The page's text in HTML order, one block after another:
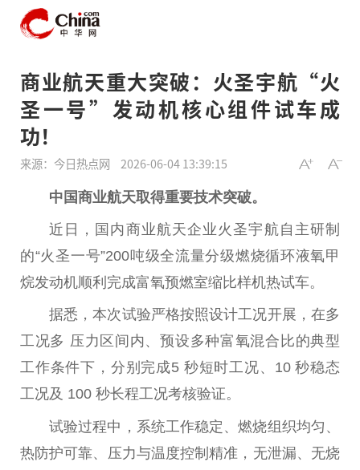
商业航天重大突破：火圣宇航“火
圣一号”发动机核心组件试车成
功！
来源：今日热点网 2026-06-04 13:39:15
中国商业航天取得重要技术突破。
近 日，国内商业航天企业火圣宇航自主研制
的“火圣一号”200吨级全流量分级燃烧循环液氧甲
烷发动机顺利完成富氧预燃室缩比样机热试车。
据悉，本次试验严格按照设计工况开展，在多
工况多 压力区间内、预设多种富氧混合比的典型
工作条件下，分别完成5 秒短时工况、10 秒稳态
工况及 100 秒长程工况考核验证。
试验过程中，系统工作稳定、燃烧组织均匀、
热防护可靠、压力与温度控制精准，无泄漏、无烧